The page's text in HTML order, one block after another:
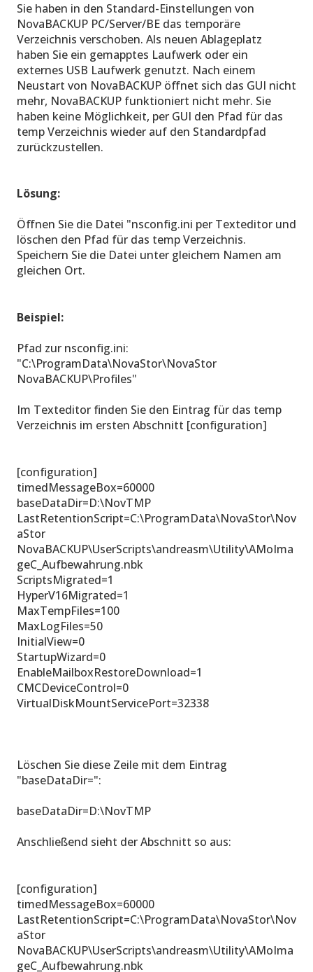
Sie haben in den Standard-Einstellungen von
NovaBACKUP PC/Server/BE das temporäre
Verzeichnis verschoben. Als neuen Ablageplatz
haben Sie ein gemapptes Laufwerk oder ein
externes USB Laufwerk genutzt. Nach einem
Neustart von NovaBACKUP öffnet sich das GUI nicht
mehr, NovaBACKUP funktioniert nicht mehr. Sie
haben keine Möglichkeit, per GUI den Pfad für das
temp Verzeichnis wieder auf den Standardpfad
zurückzustellen.
Lösung:
Öffnen Sie die Datei "nsconfig.ini per Texteditor und
löschen den Pfad für das temp Verzeichnis.
Speichern Sie die Datei unter gleichem Namen am
gleichen Ort.
Beispiel:
Pfad zur nsconfig.ini:
"C:\ProgramData\NovaStor\NovaStor
NovaBACKUP\Profiles"
Im Texteditor finden Sie den Eintrag für das temp
Verzeichnis im ersten Abschnitt [configuration]
[configuration]
timedMessageBox=60000
baseDataDir=D:\NovTMP
LastRetentionScript=C:\ProgramData\NovaStor\Nov
aStor
NovaBACKUP\UserScripts\andreasm\Utility\AMoIma
geC_Aufbewahrung.nbk
ScriptsMigrated=1
HyperV16Migrated=1
MaxTempFiles=100
MaxLogFiles=50
InitialView=0
StartupWizard=0
EnableMailboxRestoreDownload=1
CMCDeviceControl=0
VirtualDiskMountServicePort=32338
Löschen Sie diese Zeile mit dem Eintrag
"baseDataDir=":
baseDataDir=D:\NovTMP
Anschließend sieht der Abschnitt so aus:
[configuration]
timedMessageBox=60000
LastRetentionScript=C:\ProgramData\NovaStor\Nov
aStor
NovaBACKUP\UserScripts\andreasm\Utility\AMoIma
geC_Aufbewahrung.nbk